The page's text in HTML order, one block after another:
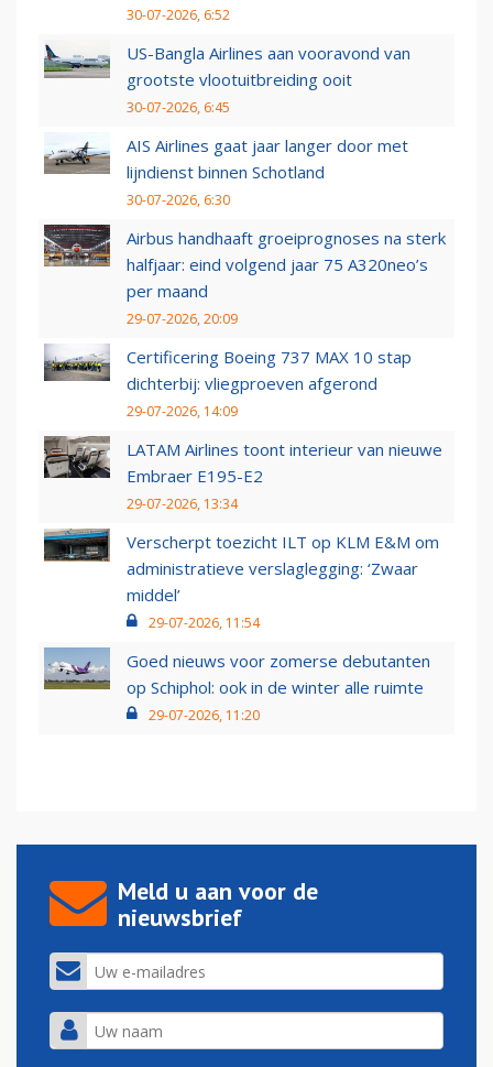
30-07-2026, 6:52
US-Bangla Airlines aan vooravond van
grootste vlootuitbreiding ooit
30-07-2026, 6:45
AIS Airlines gaat jaar langer door met
lijndienst binnen Schotland
30-07-2026, 6:30
Airbus handhaaft groeiprognoses na sterk
halfjaar: eind volgend jaar 75 A320neo’s
per maand
29-07-2026, 20:09
Certificering Boeing 737 MAX 10 stap
dichterbij: vliegproeven afgerond
29-07-2026, 14:09
LATAM Airlines toont interieur van nieuwe
Embraer E195-E2
29-07-2026, 13:34
Verscherpt toezicht ILT op KLM E&M om
administratieve verslaglegging: ‘Zwaar
middel’
29-07-2026, 11:54
Goed nieuws voor zomerse debutanten
op Schiphol: ook in de winter alle ruimte
29-07-2026, 11:20
Meld u aan voor de
nieuwsbrief